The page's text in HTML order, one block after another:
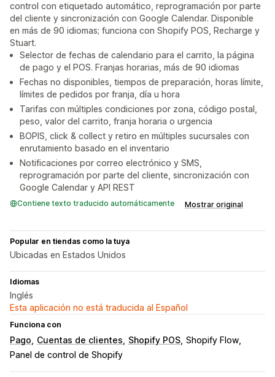
control con etiquetado automático, reprogramación por parte
del cliente y sincronización con Google Calendar. Disponible
en más de 90 idiomas; funciona con Shopify POS, Recharge y
Stuart.
Selector de fechas de calendario para el carrito, la página
de pago y el POS. Franjas horarias, más de 90 idiomas
Fechas no disponibles, tiempos de preparación, horas límite,
límites de pedidos por franja, día u hora
Tarifas con múltiples condiciones por zona, código postal,
peso, valor del carrito, franja horaria o urgencia
BOPIS, click & collect y retiro en múltiples sucursales con
enrutamiento basado en el inventario
Notificaciones por correo electrónico y SMS,
reprogramación por parte del cliente, sincronización con
Google Calendar y API REST
Contiene texto traducido automáticamente Mostrar original
Popular en tiendas como la tuya
Ubicadas en Estados Unidos
Idiomas
Inglés
Esta aplicación no está traducida al Español
Funciona con
Pago Cuentas de clientes Shopify POS Shopify Flow
Panel de control de Shopify